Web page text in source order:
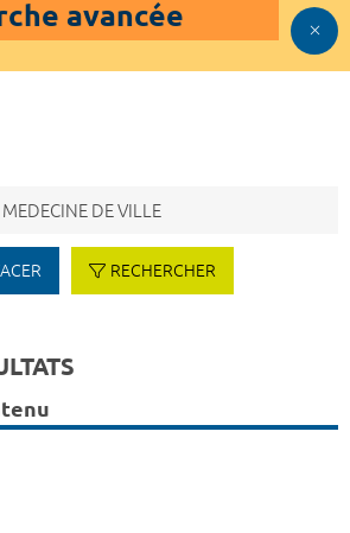
avancée
RECHERCHER